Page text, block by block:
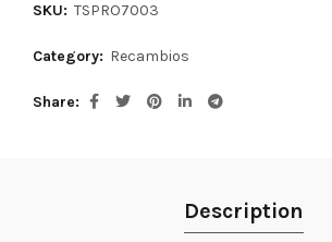
SKU: TSPRO7003
Category: Recambios
Share
Description